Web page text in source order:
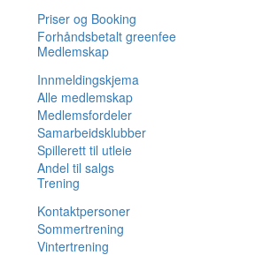
Priser og Booking
Forhåndsbetalt greenfee
Medlemskap
Innmeldingskjema
Alle medlemskap
Medlemsfordeler
Samarbeidsklubber
Spillerett til utleie
Andel til salgs
Trening
Kontaktpersoner
Sommertrening
Vintertrening